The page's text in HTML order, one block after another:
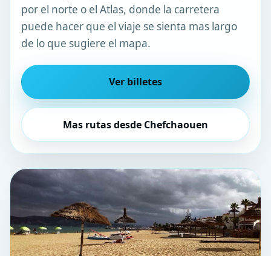
por el norte o el Atlas, donde la carretera
puede hacer que el viaje se sienta mas largo
de lo que sugiere el mapa.
Ver billetes
Mas rutas desde Chefchaouen